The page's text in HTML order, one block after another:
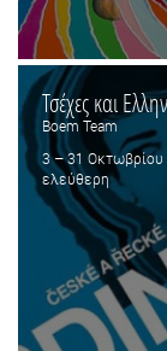
Τσέχες και
Boem Team
3 – 31 Οκτωβρίου
ελεύθερη